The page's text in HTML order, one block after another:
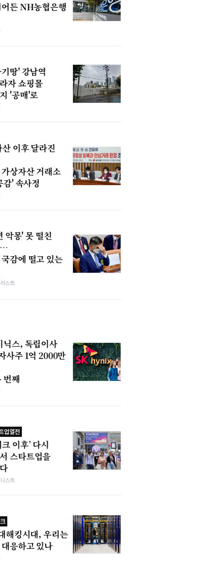
어든 NH농협은행
땅' 강남역
자 쇼핑몰
'공매'로
이후 달라진
상자산 거래소
감' 속사정
악몽' 못 떨친
…
감에 떨고 있는
스트
닉스, 독립이사
사주 1억 2000만
번째
업열전
이후’ 다시
스타트업을
스트
킹시대, 우리는
응하고 있나